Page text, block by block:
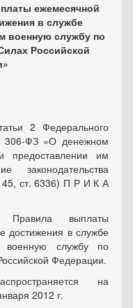
ежемесячной
в службе
военную службу по
Российской
2 Федерального
ФЗ «О денежном
предоставлении им
законодательства
ст. 6336) П Р И К А
Правила выплаты
достижения в службе
военную службу по
Федерации.
на
2012 г.